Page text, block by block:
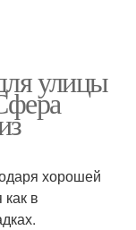
улицы
хорошей
в